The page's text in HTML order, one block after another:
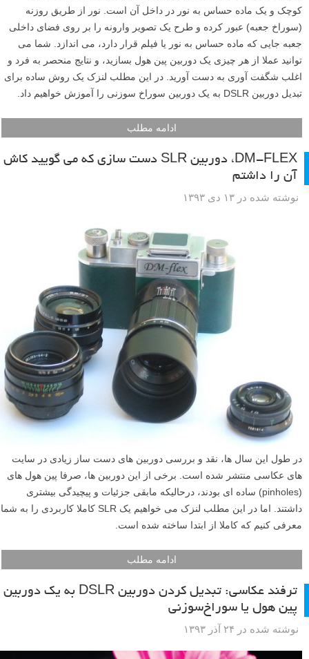
کوچک و یک ماده حساس به نور در داخل آن است. نور از طریق روزنه
(سوراخ جعبه) عبور کرده و طرح یک تصویر وارونه را بر روی فضای داخلی
جعبه جایی که ماده حساس به نور یا فیلم قرار دارد، می اندازد. شما می
توانید عملا از هر چیزی یک دوربین پین هول بسازید، و نتایج منحصر به فرد و
اغلب شگفت آوری به دست آورید. در این مطلب لنزک یک روش ساده برای
تبدیل دوربین DSLR به یک دوربین سوراخ سوزنی را آموزش خواهیم داد.
ادامه مطلب
DM-FLEX، دوربین SLR دست سازی که می گویید کاش
آن را داشتم
نوشته شده در ۱۳ دی ۱۳۹۳
در طول این سال ها، نقد و بررسی دوربین های دست ساز زیادی در سایت
های عکاسی منتشر شده است. برخی از این دوربین ها، صرفا پین هول های
(pinholes) ساده ای بودند، درحالیکه مابقی جزئیات و پیچیدگی بیشتری
داشتند. اما در این مطلب لنزک می خواهیم یک SLR کاملا کاربردی را به شما
معرفی کنیم که کاملا از ابتدا ساخته شده است.
ادامه مطلب
ترفند عکاسی: تبدیل کردن دوربین DSLR به یک دوربین
پین هول یا سوراخ‌‌سوزنی
نوشته شده در ۲۴ آذر ۱۳۹۳